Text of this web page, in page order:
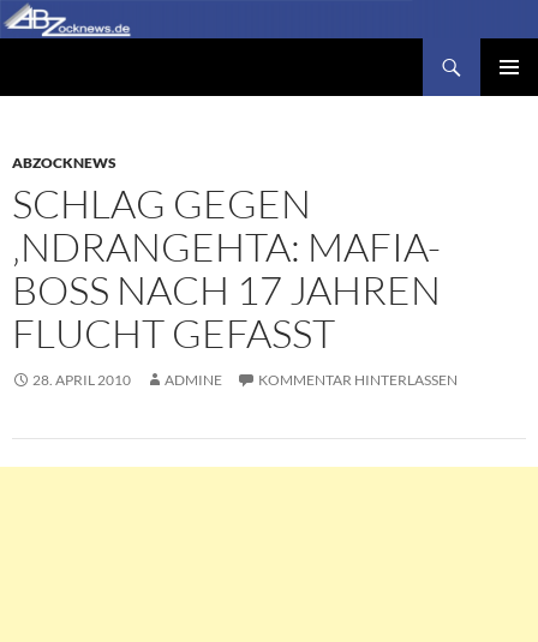
Zum
Inhalt
ABZOCKNEWS
SCHLAG GEGEN
‚NDRANGEHTA: MAFIA-
BOSS NACH 17 JAHREN
FLUCHT GEFASST
28. APRIL 2010 ADMINE KOMMENTAR HINTERLASSEN